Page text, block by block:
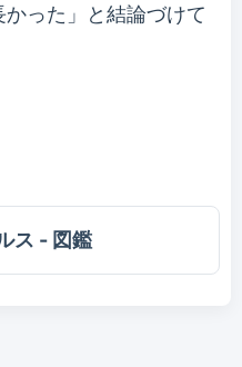
った」と結論づけて
ス - 図鑑